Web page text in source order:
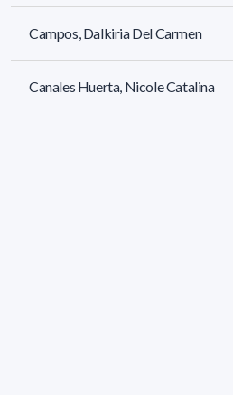
Campos, Dalkiria Del Carmen
Canales Huerta, Nicole Catalina